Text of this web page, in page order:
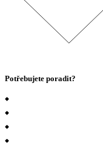
Potřebujete poradit?